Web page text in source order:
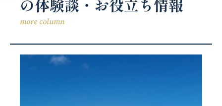
の体験談・お役立ち情報
more column